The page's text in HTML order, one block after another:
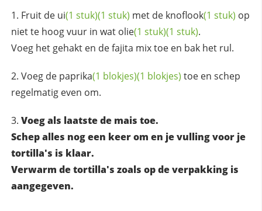
Fruit de ui(1 stuk)(1 stuk) met de knoflook(1 stuk) op
niet te hoog vuur in wat olie(1 stuk)(1 stuk).
Voeg het gehakt en de fajita mix toe en bak het rul.
Voeg de paprika(1 blokjes)(1 blokjes) toe en schep
regelmatig even om.
Voeg als laatste de mais toe.
Schep alles nog een keer om en je vulling voor je
tortilla's is klaar.
Verwarm de tortilla's zoals op de verpakking is
aangegeven.